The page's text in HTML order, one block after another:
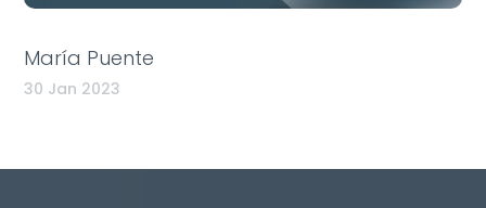
María Puente
30 Jan 2023